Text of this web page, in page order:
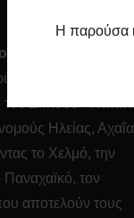
Διαχείρισης
12
Δικτύου
νομούς Ηλείας,
το Χελμό, την
τον
αποτελούν τους
Η παρούσα